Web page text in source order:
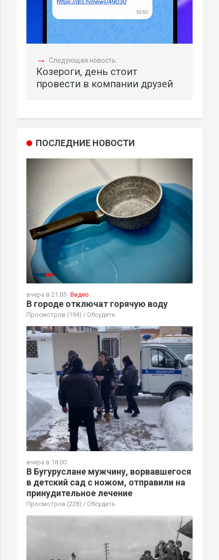
→ Следующая новость:
Козероги, день стоит
провести в компании друзей
ПОСЛЕДНИЕ НОВОСТИ
вчера в 21:05 Видео
В городе отключат горячую воду
Просмотров (194) / Обсудить
вчера в 18:00
В Бугуруслане мужчину, ворвавшегося
в детский сад с ножом, отправили на
принудительное лечение
Просмотров (228) / Обсудить